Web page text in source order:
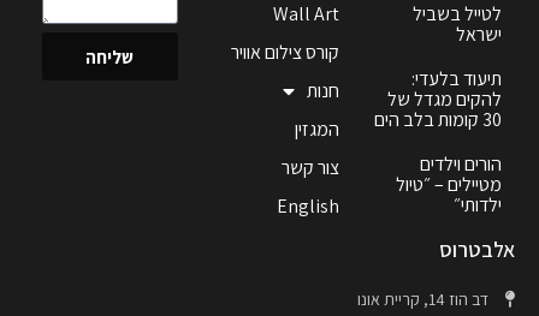
לטייל בשביל
ישראל
תיעוד בלעדי:
להקים מגדל של
30 קומות בלב הים
הורים וילדים
מטיילים – ״טיול
ילדותי״
Wall Art
קורס צילום אוויר
חנות
המגזין
צור קשר
English
שליחה
אלבטרוס
דב הוז 14, קריית אונו